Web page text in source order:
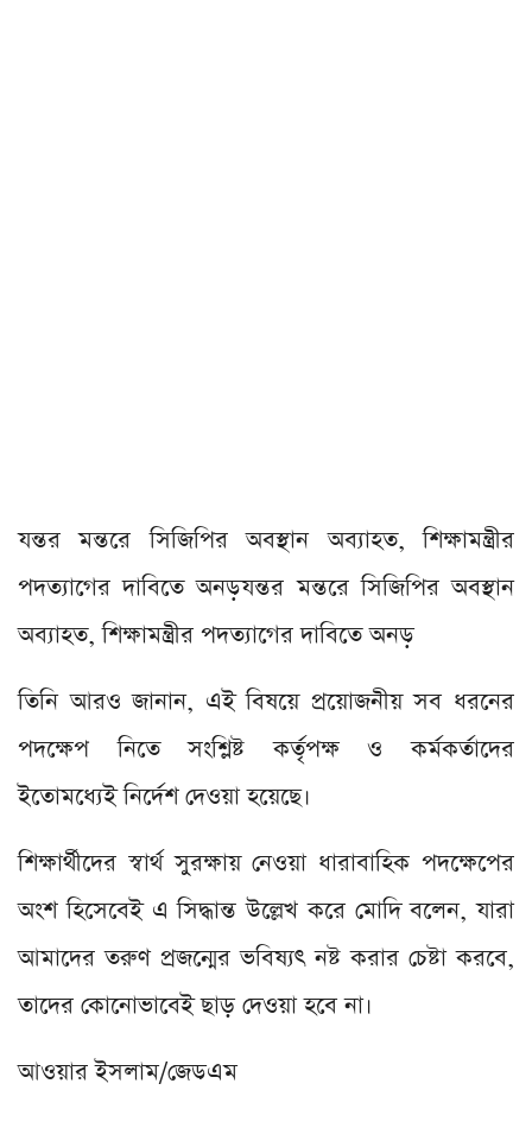
যন্তর মন্তরে সিজিপির অবস্থান অব্যাহত, শিক্ষামন্ত্রীর
পদত্যাগের দাবিতে অনড়যন্তর মন্তরে সিজিপির অবস্থান
অব্যাহত, শিক্ষামন্ত্রীর পদত্যাগের দাবিতে অনড়
তিনি আরও জানান, এই বিষয়ে প্রয়োজনীয় সব ধরনের
পদক্ষেপ নিতে সংশ্লিষ্ট কর্তৃপক্ষ ও কর্মকর্তাদের
ইতোমধ্যেই নির্দেশ দেওয়া হয়েছে।
শিক্ষার্থীদের স্বার্থ সুরক্ষায় নেওয়া ধারাবাহিক পদক্ষেপের
অংশ হিসেবেই এ সিদ্ধান্ত উল্লেখ করে মোদি বলেন, যারা
আমাদের তরুণ প্রজন্মের ভবিষ্যৎ নষ্ট করার চেষ্টা করবে,
তাদের কোনোভাবেই ছাড় দেওয়া হবে না।
আওয়ার ইসলাম/জেডএম